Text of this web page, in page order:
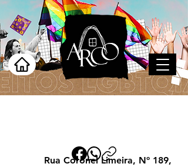
Rua Coronel Limeira, Nº 189,